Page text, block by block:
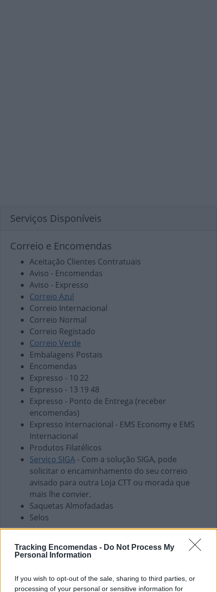
Tracking Encomendas - Do Not Process My
Personal Information
If you wish to opt-out of the sale, sharing to third parties, or
processing of your personal or sensitive information for
Serviços Disponíveis
Correio e Encomendas
Aceitação Clientes Contratuais
Aviso - Encomendas
Aviso - Expresso
Correio Azul
Correio Internacional
Correio Normal
Correio Registado
Correio Verde
Embalagens Postais
Encomendas
Expresso - 10 22
Expresso - 13 19 48
Expresso - Ponto de Entrega (receber
encomendas)
Expresso Internacional - EMS Economy e EMS
Internacional
Produtos Filatélicos
Serviço SIGA - Com a solução SIGA, pode
solicitar o encaminhamento do seu correio
avisado para outra Loja CTT ou morada que
mais lhe convier.
Saquetas Almofadadas
Selos
Envio de vales - Internacionais
Pagamento de Coimas
Pagamento de Faturas